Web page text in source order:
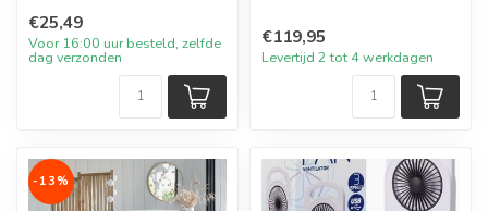
€25,49
Voor 16:00 uur besteld, zelfde
dag verzonden
€119,95
Levertijd 2 tot 4 werkdagen
-13%